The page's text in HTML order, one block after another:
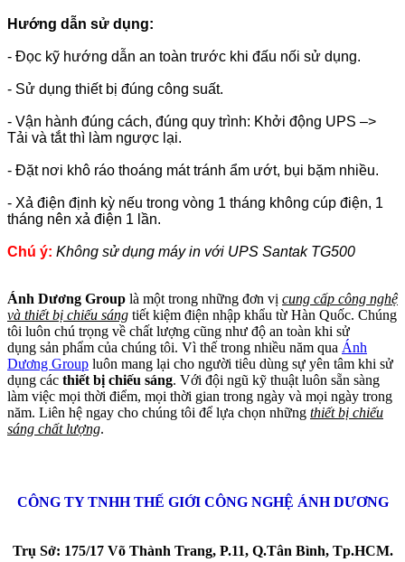
Hướng dẫn sử dụng:
- Đọc kỹ hướng dẫn an toàn trước khi đấu nối sử dụng.
- Sử dụng thiết bị đúng công suất.
- Vận hành đúng cách, đúng quy trình: Khởi động UPS –>
Tải và tắt thì làm ngược lại.
- Đặt nơi khô ráo thoáng mát tránh ẩm ướt, bụi bặm nhiều.
- Xả điện định kỳ nếu trong vòng 1 tháng không cúp điện, 1
tháng nên xả điện 1 lần.
Chú ý: Không sử dụng máy in với UPS Santak TG500
Ánh Dương Group là một trong những đơn vị cung cấp công nghệ
và thiết bị chiếu sáng tiết kiệm điện nhập khẩu từ Hàn Quốc. Chúng
tôi luôn chú trọng về chất lượng cũng như độ an toàn khi sử
dụng sản phẩm của chúng tôi. Vì thế trong nhiều năm qua Ánh
Dương Group luôn mang lại cho người tiêu dùng sự yên tâm khi sử
dụng các thiết bị chiếu sáng. Với đội ngũ kỹ thuật luôn sẵn sàng
làm việc mọi thời điểm, mọi thời gian trong ngày và mọi ngày trong
năm. Liên hệ ngay cho chúng tôi để lựa chọn những thiết bị chiếu
sáng chất lượng.
CÔNG TY TNHH THẾ GIỚI CÔNG NGHỆ ÁNH DƯƠNG
Trụ Sở: 175/17 Võ Thành Trang, P.11, Q.Tân Bình, Tp.HCM.